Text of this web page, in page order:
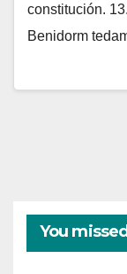
constitución.
Benidorm
You missed